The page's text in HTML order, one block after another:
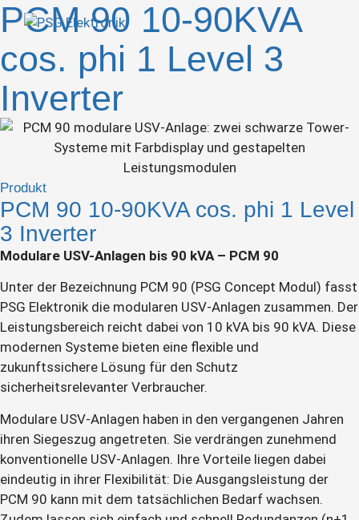
PCM 90 10-90KVA
cos. phi 1 Level 3
Inverter
Produkt
PCM 90 10-90KVA cos. phi 1 Level
3 Inverter
Modulare USV-Anlagen bis 90 kVA – PCM 90
Unter der Bezeichnung PCM 90 (PSG Concept Modul) fasst
PSG Elektronik die modularen USV-Anlagen zusammen. Der
Leistungsbereich reicht dabei von 10 kVA bis 90 kVA. Diese
modernen Systeme bieten eine flexible und
zukunftssichere Lösung für den Schutz
sicherheitsrelevanter Verbraucher.
Modulare USV-Anlagen haben in den vergangenen Jahren
ihren Siegeszug angetreten. Sie verdrängen zunehmend
konventionelle USV-Anlagen. Ihre Vorteile liegen dabei
eindeutig in ihrer Flexibilität: Die Ausgangsleistung der
PCM 90 kann mit dem tatsächlichen Bedarf wachsen.